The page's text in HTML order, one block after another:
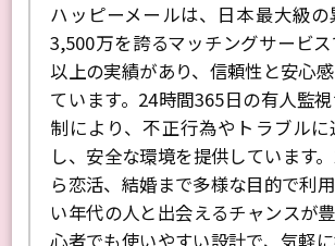
ハッピーメールは、日本最大級
3,500万を誇るマッチングサービ
以上の実績があり、信頼性と安心
ています。24時間365日の有人監
制により、不正行為やトラブル
し、安全な環境を提供しています
ら恋活、結婚まで多様な目的で利
い年代の人と出会えるチャンスが
心者でも使いやすい設計で、気軽